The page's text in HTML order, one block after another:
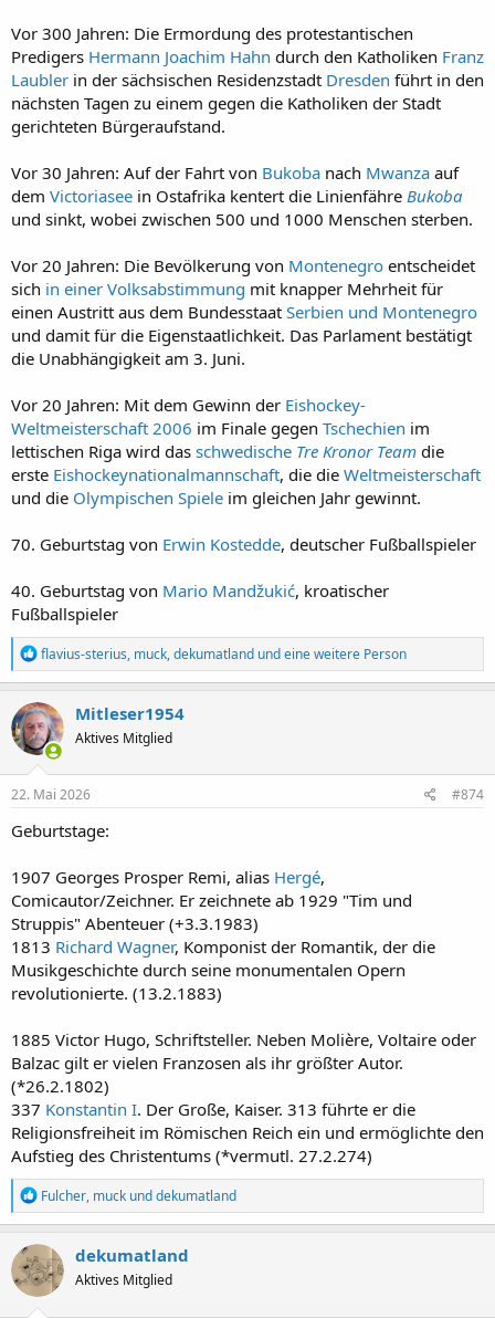
Vor 300 Jahren: Die Ermordung des protestantischen
Predigers Hermann Joachim Hahn durch den Katholiken Franz
Laubler in der sächsischen Residenzstadt Dresden führt in den
nächsten Tagen zu einem gegen die Katholiken der Stadt
gerichteten Bürgeraufstand.
Vor 30 Jahren: Auf der Fahrt von Bukoba nach Mwanza auf
dem Victoriasee in Ostafrika kentert die Linienfähre Bukoba
und sinkt, wobei zwischen 500 und 1000 Menschen sterben.
Vor 20 Jahren: Die Bevölkerung von Montenegro entscheidet
sich in einer Volksabstimmung mit knapper Mehrheit für
einen Austritt aus dem Bundesstaat Serbien und Montenegro
und damit für die Eigenstaatlichkeit. Das Parlament bestätigt
die Unabhängigkeit am 3. Juni.
Vor 20 Jahren: Mit dem Gewinn der Eishockey-
Weltmeisterschaft 2006 im Finale gegen Tschechien im
lettischen Riga wird das schwedische Tre Kronor Team die
erste Eishockeynationalmannschaft, die die Weltmeisterschaft
und die Olympischen Spiele im gleichen Jahr gewinnt.
70. Geburtstag von Erwin Kostedde, deutscher Fußballspieler
40. Geburtstag von Mario Mandžukić, kroatischer
Fußballspieler
R
e
a
k
t
i
o
n
e
:
flavius-sterius, muck,dekumatland und eine weitere Person
Mitleser1954
Aktives Mitglied
22. Mai 2026 #874
Geburtstage:
1907 Georges Prosper Remi, alias Hergé,
Comicautor/Zeichner. Er zeichnete ab 1929 "Tim und
Struppis" Abenteuer (+3.3.1983)
1813 Richard Wagner, Komponist der Romantik, der die
Musikgeschichte durch seine monumentalen Opern
revolutionierte. (13.2.1883)
1885 Victor Hugo, Schriftsteller. Neben Molière, Voltaire oder
Balzac gilt er vielen Franzosen als ihr größter Autor.
(*26.2.1802)
337 Konstantin I. Der Große, Kaiser. 313 führte er die
Religionsfreiheit im Römischen Reich ein und ermöglichte den
Aufstieg des Christentums (*vermutl. 27.2.274)
R
e
a
k
t
i
o
Fulcher, muck unddekumatland
dekumatland
Aktives Mitglied